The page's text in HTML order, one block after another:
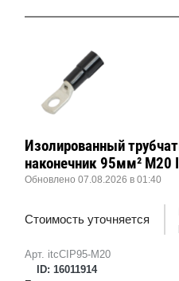
Арт. itcCIP95-M20
ID: 16011914
Изолированный
наконечник 95мм² M20
Обновлено 07.08.2026 в 01:40
Стоимость уточняется